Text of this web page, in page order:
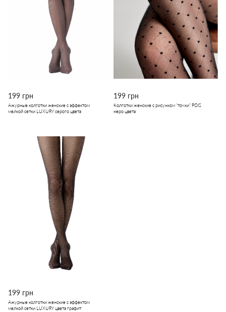
199 грн
Ажурные колготки женские с эффектом
мелкой сетки LUXURY серого цвета
199 грн
Колготки женские с рисунком "точки" POIS
неро цвета
199 грн
Ажурные колготки женские с эффектом
мелкой сетки LUXURY цвета графит